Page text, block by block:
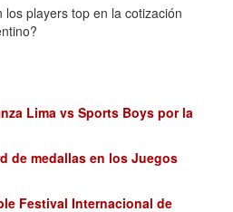
players top en la cotización
Lima vs Sports Boys por la
de medallas en los Juegos
Festival Internacional de